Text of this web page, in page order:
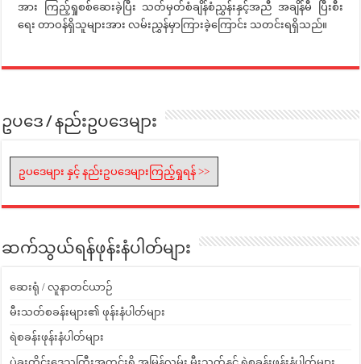
အား ကြည့်ရှုစစ်ဆေးခဲ့ပြီး သတ်မှတ်စံချိန်စံညွှန်းနှင့်အညီ အချိန်မီ ပြီးစီး
ရေး တာဝန်ရှိသူများအား လမ်းညွှန်မှာကြားခဲ့ကြောင်း သတင်းရရှိသည်။
ဥပဒေ / နည်းဥပဒေများ
ဥပဒေများ နှင့် နည်းဥပဒေများကြည့်ရှုရန် >>
ဆက်သွယ်ရန်ဖုန်းနံပါတ်များ
ဆေးရုံ / လူနာတင်ယာဉ်
မီးသတ်စခန်းများ၏ ဖုန်းနံပါတ်များ
ရဲစခန်းဖုန်းနံပါတ်များ